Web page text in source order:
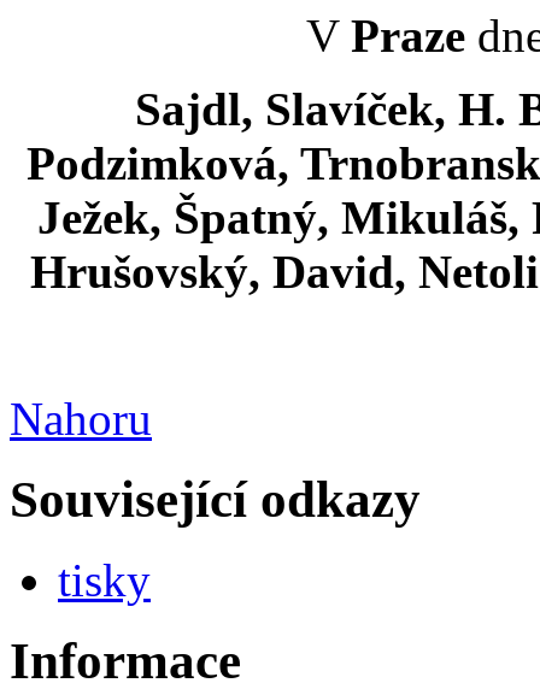
V Praze
Sajdl, Slavíček, H.
Podzimková,
Ježek, Špatný, Mikuláš,
Hrušovský, David,
Nahoru
Související odkazy
tisky
Informace